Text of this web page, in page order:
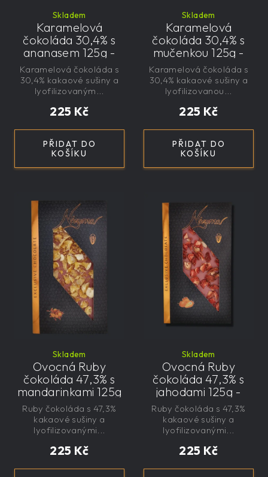
Skladem
Karamelová
čokoláda 30,4% s
ananasem 125g -
velká, řemeslná,
exkluzivní, dárková
225 Kč
PŘIDAT DO
KOŠÍKU
Karamelová čokoláda s
30,4% kakaové sušiny a
lyofilizovaným...
Skladem
Karamelová
čokoláda 30,4% s
mučenkou 125g -
velká, řemeslná,
exkluzivní, dárková
225 Kč
PŘIDAT DO
KOŠÍKU
Karamelová čokoláda s
30,4% kakaové sušiny a
lyofilizovanou...
Skladem
Ovocná Ruby
čokoláda 47,3% s
mandarinkami 125g
- velká, řemeslná,
exkluzivní, dárková
225 Kč
Ruby čokoláda s 47,3%
kakaové sušiny a
lyofilizovanými...
Skladem
Ovocná Ruby
čokoláda 47,3% s
jahodami 125g -
velká, řemeslná,
exkluzivní, dárková
225 Kč
Ruby čokoláda s 47,3%
kakaové sušiny a
lyofilizovanými...